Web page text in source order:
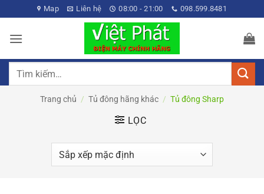
qua
nội
Map Liên hệ 08:00 - 21:00 098.599.8481
Tìm
Trang chủ / Tủ đông hãng khác / Tủ đông Sharp
LỌC